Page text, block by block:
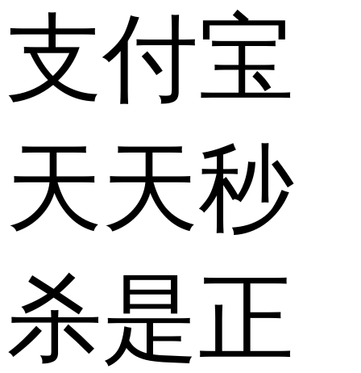
支付宝
天天秒
杀是正